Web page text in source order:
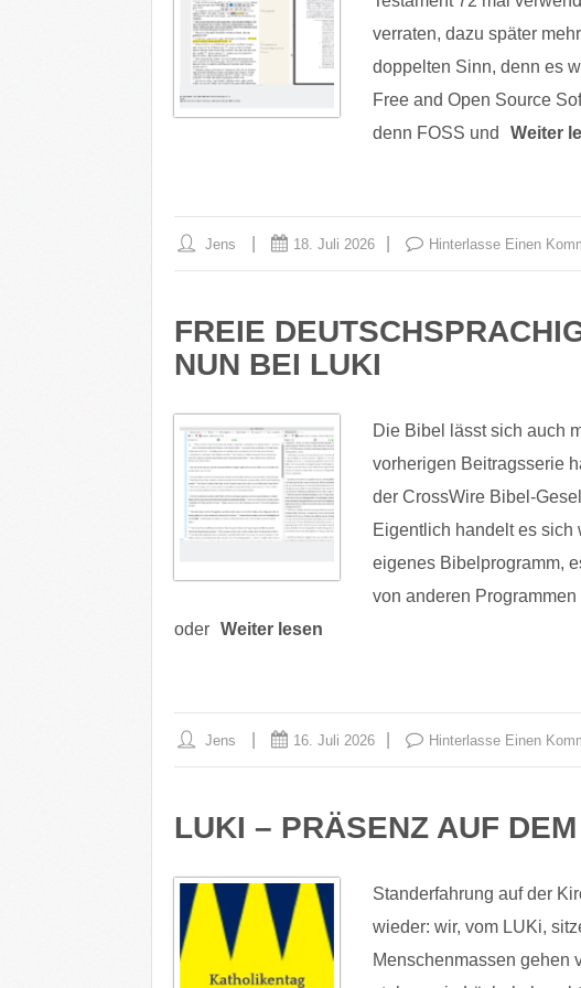
verraten, dazu später
doppelten Sinn, denn es
Free and Open Source
denn FOSS und
Weiter
Jens 18. Juli 2026 Hinterlasse Einen
FREIE
NUN BEI LUKI
Die Bibel lässt sich auch
vorherigen Beitragsserie
der CrossWire Bibel-
Eigentlich handelt es sich
eigenes Bibelprogramm,
von anderen
oder Weiter lesen
Jens 16. Juli 2026 Hinterlasse Einen
LUKI – PRÄSENZ AUF
Standerfahrung auf der
wieder: wir, vom LUKi,
Menschenmassen gehen